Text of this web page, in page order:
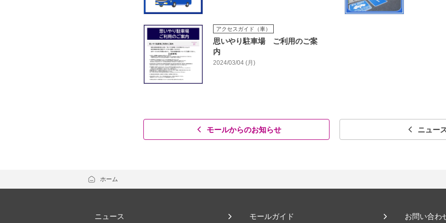
アクセスガイド（車）
思いやり駐車場 ご利用のご案
内
2024/03/04 (月)
モールからのお知らせ ニュー
ホーム
ニュース モールガイド お問い合わ